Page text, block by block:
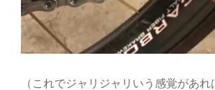
（これでジャリジャリいう感覚があ